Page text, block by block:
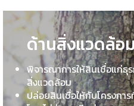
ด้านสิ่งแวดล้อ
พิจารณาการให้สินเชื่อแก่ธุ
สิ่งแวดล้อม
ปล่อยสินเชื่อให้กับโครงกา